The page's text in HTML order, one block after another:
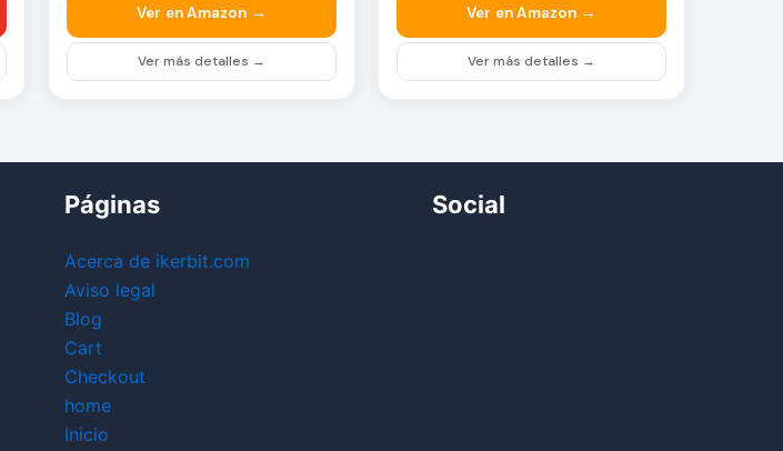
Ver en Amazon →
Ver más detalles →
Ver en Amazon →
Ver más detalles →
Páginas
Acerca de ikerbit.com
Aviso legal
Blog
Cart
Checkout
home
Inicio
Social